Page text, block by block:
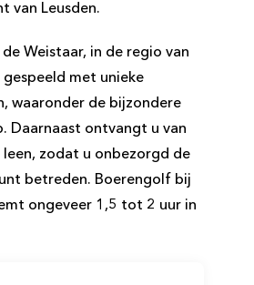
van Leusden.
de Weistaar, in de regio van
met unieke
waaronder de bijzondere
Daarnaast ontvangt u van
leen, zodat u onbezorgd de
betreden. Boerengolf bij
ongeveer 1,5 tot 2 uur in